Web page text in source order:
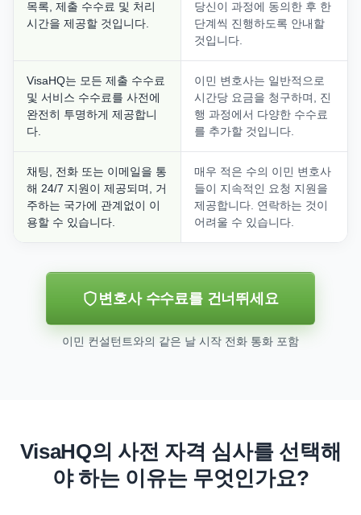
목록, 제출 수수료 및 처리
시간을 제공할 것입니다.
당신이 과정에 동의한 후 한
단계씩 진행하도록 안내할
것입니다.
VisaHQ는 모든 제출 수수료
및 서비스 수수료를 사전에
완전히 투명하게 제공합니
다.
이민 변호사는 일반적으로
시간당 요금을 청구하며, 진
행 과정에서 다양한 수수료
를 추가할 것입니다.
채팅, 전화 또는 이메일을 통
해 24/7 지원이 제공되며, 거
주하는 국가에 관계없이 이
용할 수 있습니다.
매우 적은 수의 이민 변호사
들이 지속적인 요청 지원을
제공합니다. 연락하는 것이
어려울 수 있습니다.
변호사 수수료를 건너뛰세요
이민 컨설턴트와의 같은 날 시작 전화 통화 포함
VisaHQ의 사전 자격 심사를 선택해
야 하는 이유는 무엇인가요?